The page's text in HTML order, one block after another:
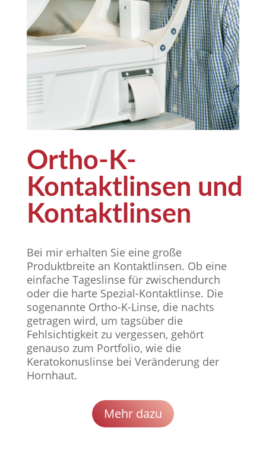
Ortho-K-
Kontaktlinsen und
Kontaktlinsen
Bei mir erhalten Sie eine große
Produktbreite an Kontaktlinsen. Ob eine
einfache Tageslinse für zwischendurch
oder die harte Spezial-Kontaktlinse. Die
sogenannte Ortho-K-Linse, die nachts
getragen wird, um tagsüber die
Fehlsichtigkeit zu vergessen, gehört
genauso zum Portfolio, wie die
Keratokonuslinse bei Veränderung der
Hornhaut.
Mehr dazu